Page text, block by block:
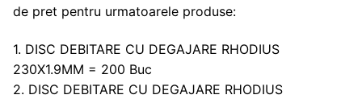
de pret pentru urmatoarele produse:
1. DISC DEBITARE CU DEGAJARE RHODIUS
230X1.9MM = 200 Buc
2. DISC DEBITARE CU DEGAJARE RHODIUS